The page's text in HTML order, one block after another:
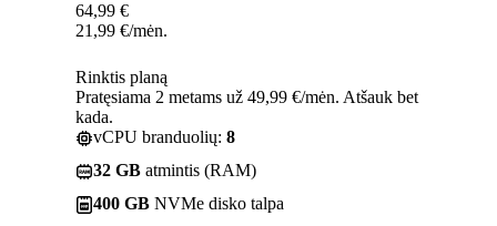
64,99 €
21,99 €/mėn.
Rinktis planą
Pratęsiama 2 metams už 49,99 €/mėn. Atšauk bet
kada.
vCPU branduolių: 8
32 GB atmintis (RAM)
400 GB NVMe disko talpa